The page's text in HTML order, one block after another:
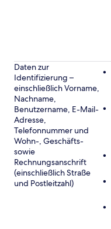
Daten zur
Identifizierung –
einschließlich Vorname,
Nachname,
Benutzername, E-Mail-
Adresse,
Telefonnummer und
Wohn-, Geschäfts-
sowie
Rechnungsanschrift
(einschließlich Straße
und Postleitzahl)